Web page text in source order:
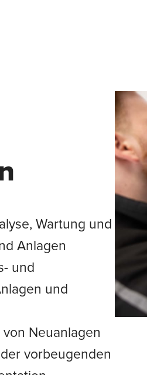
Wartung und
Anlagen
und
und
Neuanlagen
vorbeugenden